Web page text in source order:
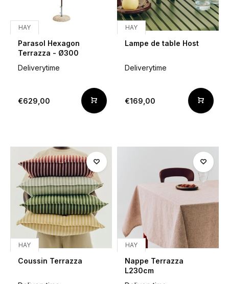
HAY
Parasol Hexagon
Terrazza - Ø300
Deliverytime
€629,00
HAY
Lampe de table Host
Deliverytime
€169,00
HAY
Coussin Terrazza
HAY
Nappe Terrazza
L230cm